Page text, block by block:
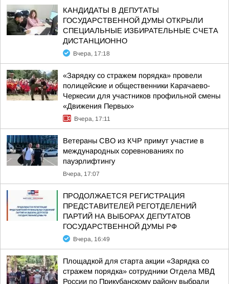
КАНДИДАТЫ В ДЕПУТАТЫ
ГОСУДАРСТВЕННОЙ ДУМЫ ОТКРЫЛИ
СПЕЦИАЛЬНЫЕ ИЗБИРАТЕЛЬНЫЕ СЧЕТА
ДИСТАНЦИОННО
Вчера, 17:18
«Зарядку со стражем порядка» провели
полицейские и общественники Карачаево-
Черкесии для участников профильной смены
«Движения Первых»
Вчера, 17:11
Ветераны СВО из КЧР примут участие в
международных соревнованиях по
пауэрлифтингу
Вчера, 17:07
ПРОДОЛЖАЕТСЯ РЕГИСТРАЦИЯ
ПРЕДСТАВИТЕЛЕЙ РЕГОТДЕЛЕНИЙ
ПАРТИЙ НА ВЫБОРАХ ДЕПУТАТОВ
ГОСУДАРСТВЕННОЙ ДУМЫ РФ
Вчера, 16:49
Площадкой для старта акции «Зарядка со
стражем порядка» сотрудники Отдела МВД
России по Прикубанскому району выбрали